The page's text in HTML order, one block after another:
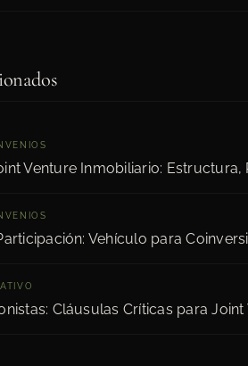
Venture Inmobiliario: Estructura,
Vehículo para
Cláusulas Críticas para